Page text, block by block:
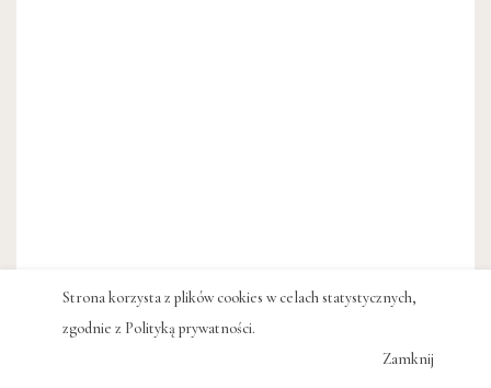
Strona korzysta z plików cookies w celach statystycznych,
zgodnie z Polityką prywatności.
Zamknij